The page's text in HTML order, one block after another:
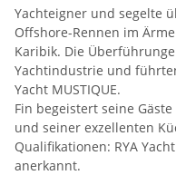
Yachteigner und segelte
Offshore-Rennen im
Karibik. Die
Yachtindustrie und
Yacht MUSTIQUE.
Fin begeistert seine
und seiner exzellenten
Qualifikationen: RYA
anerkannt.